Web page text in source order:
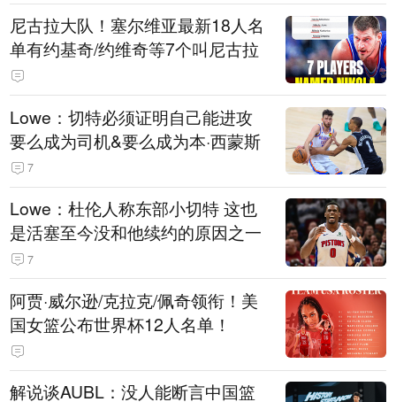
尼古拉大队！塞尔维亚最新18人名
单有约基奇/约维奇等7个叫尼古拉
Lowe：切特必须证明自己能进攻
要么成为司机&要么成为本·西蒙斯
7
Lowe：杜伦人称东部小切特 这也
是活塞至今没和他续约的原因之一
7
阿贾·威尔逊/克拉克/佩奇领衔！美
国女篮公布世界杯12人名单！
解说谈AUBL：没人能断言中国篮